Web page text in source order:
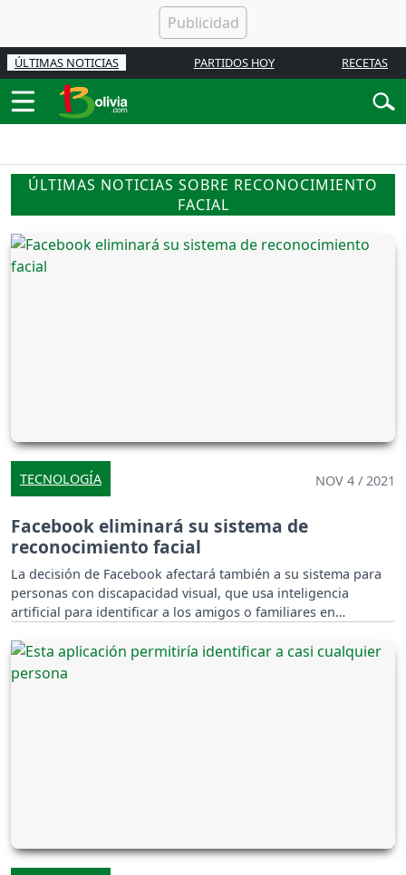
ÚLTIMAS NOTICIAS PARTIDOS HOY RECETAS
ÚLTIMAS NOTICIAS SOBRE RECONOCIMIENTO
FACIAL
TECNOLOGÍA NOV 4 / 2021
Facebook eliminará su sistema de
reconocimiento facial
La decisión de Facebook afectará también a su sistema para
personas con discapacidad visual, que usa inteligencia
artificial para identificar a los amigos o familiares en